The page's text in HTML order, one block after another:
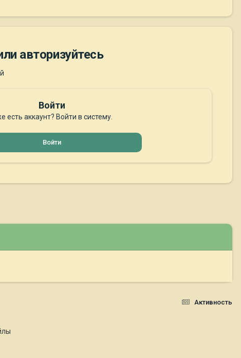
авторизуйтесь
Войти
есть аккаунт? Войти в систему.
Войти
Активность